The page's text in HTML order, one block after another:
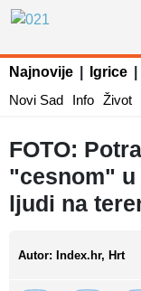
Najnovije Igrice
Novi Sad
Info Život
FOTO:
"cesnom" u
ljudi na
Autor: Index.hr, Hrt